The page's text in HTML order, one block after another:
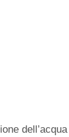
dell’acqua